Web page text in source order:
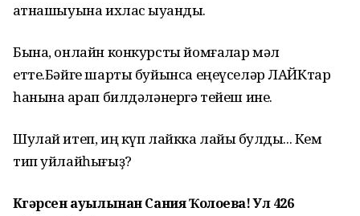
ҡатнашыуына ихлас ҡыуандыҡ.
Бына, онлайн конкурсты йомғаҡлар мәл
етте.Бәйге шарты буйынса еңеүселәр ЛАЙКтар
һанына ҡарап билдәләнергә тейеш ине.
Шулай итеп, иң күп лайкка лайыҡ булды... Кем
тип уйлайһығыҙ?
Күгәрсен ауылынан Сания Ҡолоева! Ул 426